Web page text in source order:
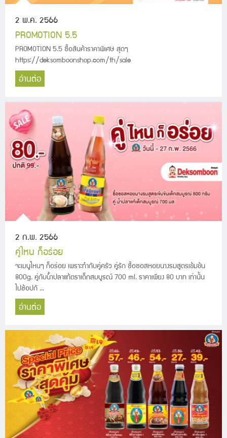
2 พ.ค. 2566
PROMOTION 5.5
PROMOTION 5.5 ซื้อสินค้าราคาพิเศษ สุดๆ
https://deksomboonshop.com/th/sale
อ่านต่อ
2 ก.พ. 2566
คู่ไหน ก็อร่อย
จะเมนูไหนๆ ก็อร่อย เพราะทำกับคู่ครัว คู่รัก ซื้อซอสหอยนางรมสูตรเข้มข้น
800g. คู่กับน้ำปลาแท้ตราเด็กสมบูรณ์ 700 ml. ราคาเพียง 80 บาท เท่านั้น
ไปช้อปกั ...
อ่านต่อ